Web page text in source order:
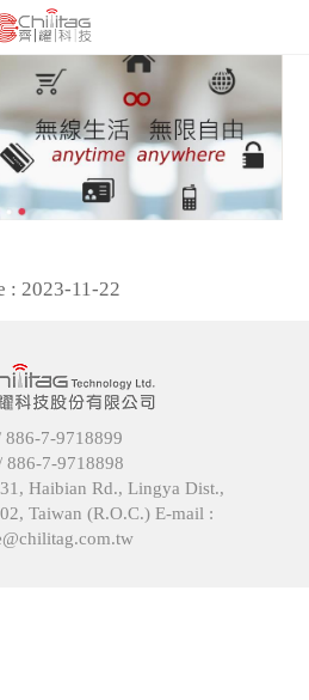
: 2023-11-22
886-7-9718899
886-7-9718898
Haibian Rd., Lingya Dist.,
Taiwan (R.O.C.) E-mail :